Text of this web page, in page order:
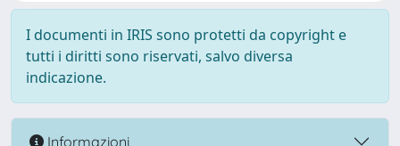
I documenti in IRIS sono protetti da copyright e
tutti i diritti sono riservati, salvo diversa
indicazione.
Informazioni